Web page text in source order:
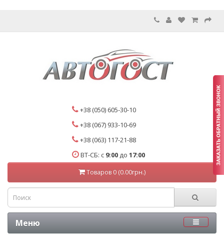
+38 (050) 605-30-10
+38 (067) 933-10-69
+38 (063) 117-21-88
ВТ-СБ: с 9:00 до 17:00
Товаров 0 (0.00грн.)
Меню